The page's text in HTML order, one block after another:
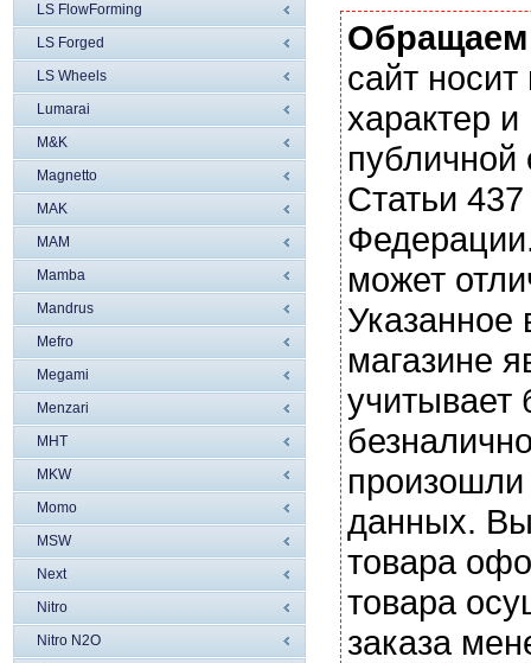
LS FlowForming
LS Forged
LS Wheels
Lumarai
M&K
Magnetto
MAK
MAM
Mamba
Mandrus
Mefro
Megami
Menzari
MHT
MKW
Momo
MSW
Next
Nitro
Nitro N2O
сайт
характер
Статьи
может
магазине
учитывает
данных. Вы
товара
товара
заказа